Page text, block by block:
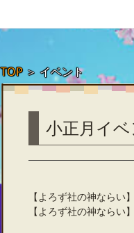
TOP＞ イベント
小正月イ
【よろず社の神ならい
【よろず社の神ならい